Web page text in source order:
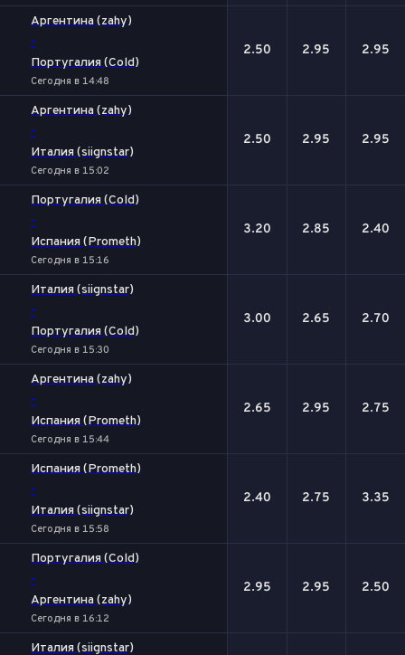
Аргентина (zahy)
-
Португалия (Cold)
Сегодня в 14:48
2.50 2.95 2.95
Аргентина (zahy)
-
Италия (siignstar)
Сегодня в 15:02
2.50 2.95 2.95
Португалия (Cold)
-
Испания (Prometh)
Сегодня в 15:16
3.20 2.85 2.40
Италия (siignstar)
-
Португалия (Cold)
Сегодня в 15:30
3.00 2.65 2.70
Аргентина (zahy)
-
Испания (Prometh)
Сегодня в 15:44
2.65 2.95 2.75
Испания (Prometh)
-
Италия (siignstar)
Сегодня в 15:58
2.40 2.75 3.35
Португалия (Cold)
-
Аргентина (zahy)
Сегодня в 16:12
2.95 2.95 2.50
Италия (siignstar)